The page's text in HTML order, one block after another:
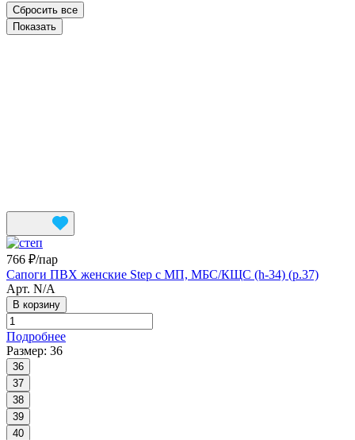
Сбросить все
766 ₽/пар
Сапоги ПВХ женские Step с МП, МБС/КЩС (h-34) (р.37)
Арт. N/A
В корзину
Подробнее
Размер: 36
36
37
38
39
40